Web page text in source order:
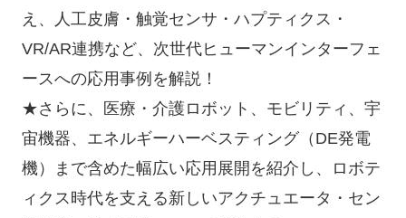
え、人工皮膚・触覚センサ・ハプティクス・
VR/AR連携など、次世代ヒューマンインターフェ
ースへの応用事例を解説！
★さらに、医療・介護ロボット、モビリティ、宇
宙機器、エネルギーハーベスティング（DE発電
機）まで含めた幅広い応用展開を紹介し、ロボテ
ィクス時代を支える新しいアクチュエータ・セン